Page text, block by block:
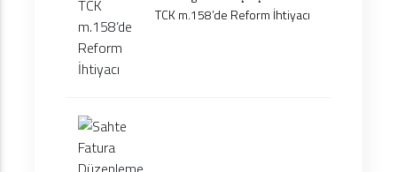
TCK m.158’de Reform İhtiyacı